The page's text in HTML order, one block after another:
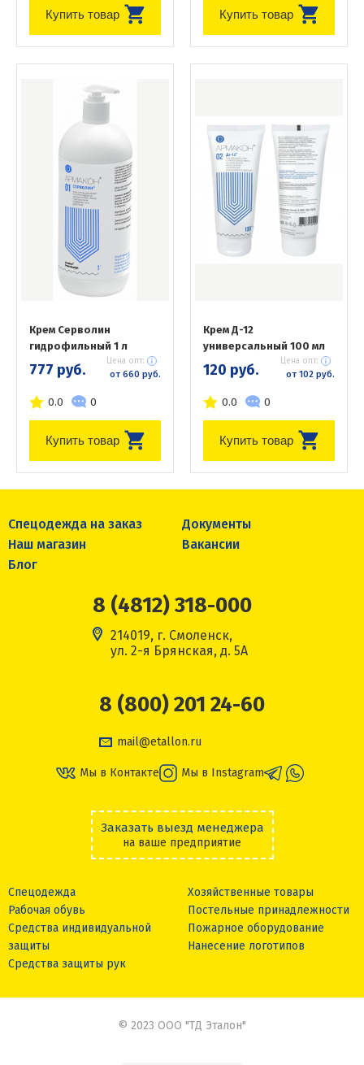
Купить товар Купить товар
Крем Серволин
гидрофильный 1 л
777 руб. Цена опт:
от 660 руб.
0.0 0
Купить товар
Крем Д-12
универсальный 100 мл
120 руб. Цена опт:
от 102 руб.
0.0 0
Купить товар
Спецодежда на заказ
Документы
Наш магазин
Вакансии
Блог
8 (4812) 318-000
214019, г. Смоленск,
ул. 2-я Брянская, д. 5А
8 (800) 201 24-60
mail@etallon.ru
Мы в Контакте Мы в Instagram
Заказать выезд менеджера
на ваше предприятие
Спецодежда
Рабочая обувь
Средства индивидуальной
защиты
Средства защиты рук
Хозяйственные товары
Постельные принадлежности
Пожарное оборудование
Нанесение логотипов
© 2023 ООО "ТД Эталон"